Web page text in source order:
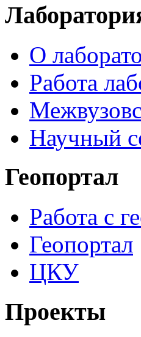
О
Работа
Научный
Геопортал
Работа с
Геопортал
ЦКУ
Проекты